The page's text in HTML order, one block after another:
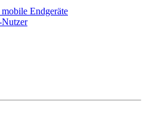
Endgeräte